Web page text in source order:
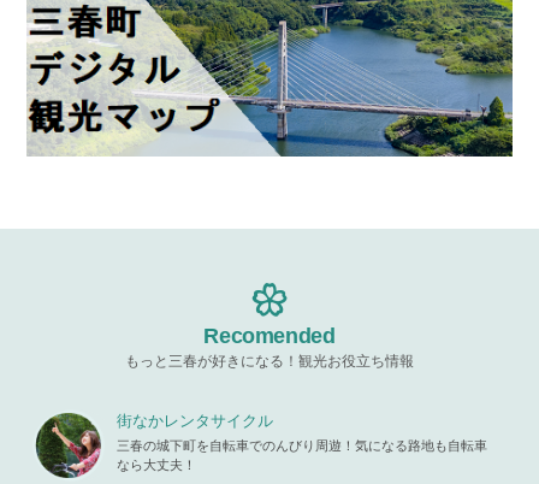
Recomended
もっと三春が好きになる！観光お役立ち情報
街なかレンタサイクル
三春の城下町を自転車でのんびり周遊！気になる路地も自転車
なら大丈夫！